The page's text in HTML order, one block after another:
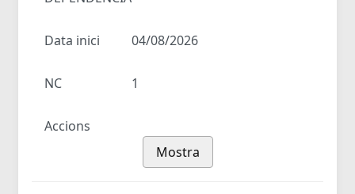
Data inici 04/08/2026
NC 1
Accions
Mostra